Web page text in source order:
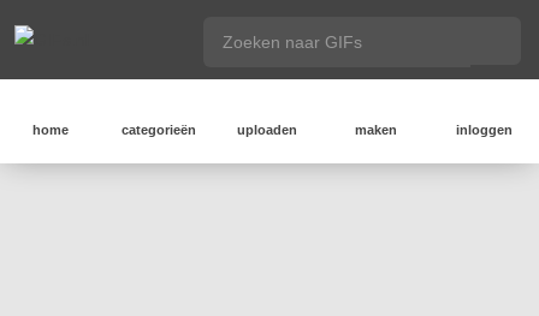
home categorieën uploaden maken inloggen